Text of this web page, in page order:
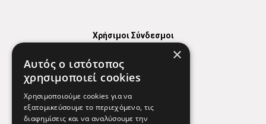
Χρήσιμοι Σύνδεσμοι
Χρήσιμα Τηλέφωνα
Εφημερεύοντα Φαρμακεία
×
Αυτός ο ιστότοπος
χρησιμοποιεί cookies
Χρησιμοποιούμε cookies για να
εξατομικεύσουμε το περιεχόμενο, τις
διαφημίσεις και να αναλύσουμε την